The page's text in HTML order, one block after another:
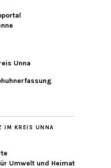
Unna
IM KREIS UNNA
Umwelt und Heimat